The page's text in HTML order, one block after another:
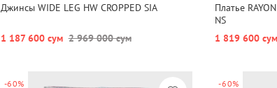
Джинсы WIDE LEG HW CROPPED SIA
1 187 600 сум 2 969 000 сум
Платье
NS
1 819 600 сум
-60% -60%